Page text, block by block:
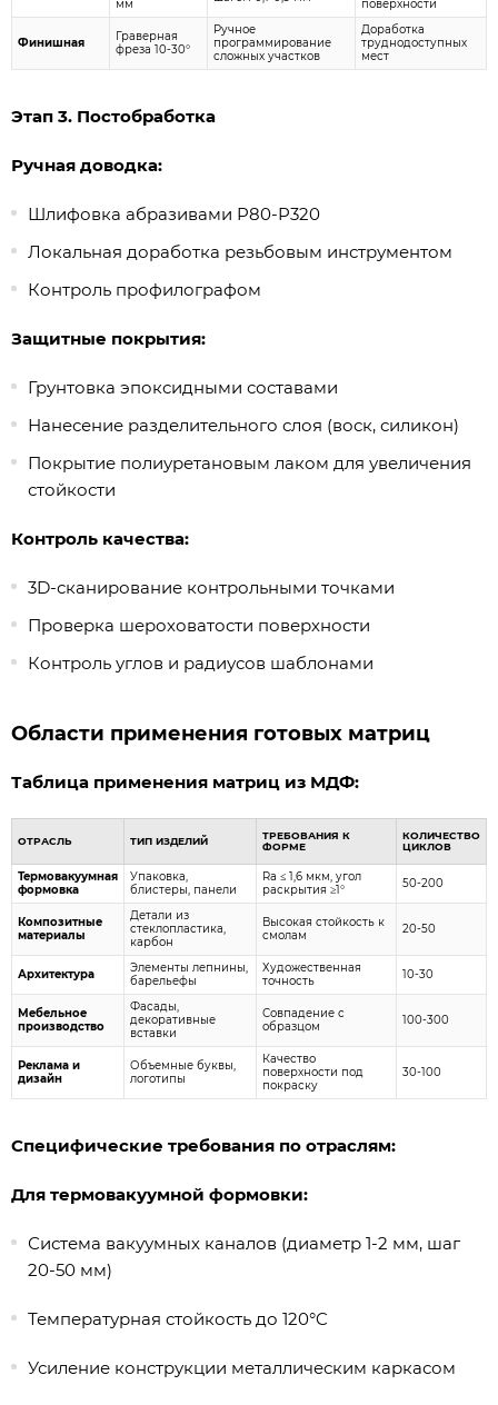
мм поверхности
Финишная
Граверная
фреза 10-30°
Ручное
программирование
сложных участков
Доработка
труднодоступных
мест
Этап 3. Постобработка
Ручная доводка:
Шлифовка абразивами P80-P320
Локальная доработка резьбовым инструментом
Контроль профилографом
Защитные покрытия:
Грунтовка эпоксидными составами
Нанесение разделительного слоя (воск, силикон)
Покрытие полиуретановым лаком для увеличения
стойкости
Контроль качества:
3D-сканирование контрольными точками
Проверка шероховатости поверхности
Контроль углов и радиусов шаблонами
Области применения готовых матриц
Таблица применения матриц из МДФ:
ОТРАСЛЬ ТИП ИЗДЕЛИЙ
ТРЕБОВАНИЯ К
ФОРМЕ
КОЛИЧЕСТВО
ЦИКЛОВ
Термовакуумная
формовка
Упаковка,
блистеры, панели
Ra ≤ 1,6 мкм, угол
раскрытия ≥1°
50-200
Композитные
материалы
Детали из
стеклопластика,
карбон
Высокая стойкость к
смолам
20-50
Архитектура
Элементы лепнины,
барельефы
Художественная
точность
10-30
Мебельное
производство
Фасады,
декоративные
вставки
Совпадение с
образцом
100-300
Реклама и
дизайн
Объемные буквы,
логотипы
Качество
поверхности под
покраску
30-100
Специфические требования по отраслям:
Для термовакуумной формовки:
Система вакуумных каналов (диаметр 1-2 мм, шаг
20-50 мм)
Температурная стойкость до 120°C
Усиление конструкции металлическим каркасом